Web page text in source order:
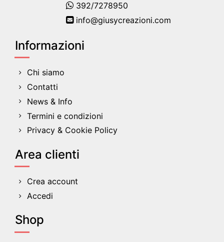
392/7278950
info@giusycreazioni.com
Informazioni
Chi siamo
Contatti
News & Info
Termini e condizioni
Privacy & Cookie Policy
Area clienti
Crea account
Accedi
Shop